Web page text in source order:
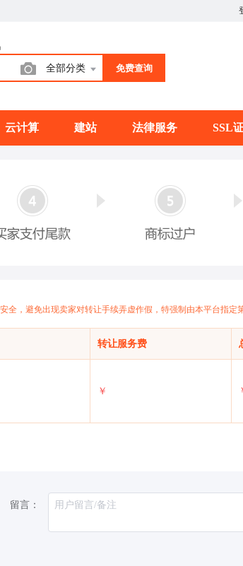
全部分类 免费查询
云计算 建站 法律服务 SSL
全，避免出现卖家对转让手续弄虚作假，特强制由本平台指定
转让服务费
￥
留言：